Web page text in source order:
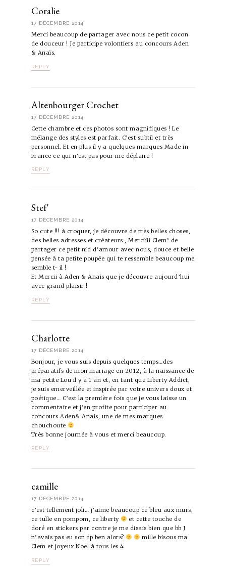
Coralie
17 DÉCEMBRE 2014
Merci beaucoup de partager avec nous ce petit cocon
de douceur ! Je participe volontiers au concours Aden
& Anaïs.
REPLY
Altenbourger Crochet
17 DÉCEMBRE 2014
Cette chambre et ces photos sont magnifiques ! Le
mélange des styles est parfait. C’est subtil et très
personnel. Et en plus il y a quelques marques Made in
France ce qui n’est pas pour me déplaire !
REPLY
Stef'
17 DÉCEMBRE 2014
So cute !!! à croquer, je découvre de très belles choses,
des belles adresses et créateurs , Merciiii Clem’ de
partager ce petit nid d’amour avec nous, douce et belle
pensée à ta petite poupée qui te ressemble beaucoup me
semble t- il !
Et Mercii à Aden & Anais que je découvre aujourd’hui
avec grand plaisir !
REPLY
Charlotte
17 DÉCEMBRE 2014
Bonjour, je vous suis depuis quelques temps…des
préparatifs de mon mariage en 2012, à la naissance de
ma petite Lou il y a 1 an et, en tant que Liberty Addict,
je suis emerveillée et inspirée par votre univers doux et
poétique… C’est la première fois que je vous laisse un
commentaire et j’en profite pour participer au
concours Aden& Anais, une de mes marques
chouchoute
Très bonne journée à vous et merci beaucoup.
REPLY
camille
17 DÉCEMBRE 2014
c’est tellement joli… j’aime beaucoup ce bleu aux murs,
ce tulle en pompom, ce liberty
et cette touche de
doré en stickers par contre je me disais bien que bb J
n’avais pas eu son fp ben alors?
mille bisous ma
Clem et joyeux Noel à tous les 4
REPLY